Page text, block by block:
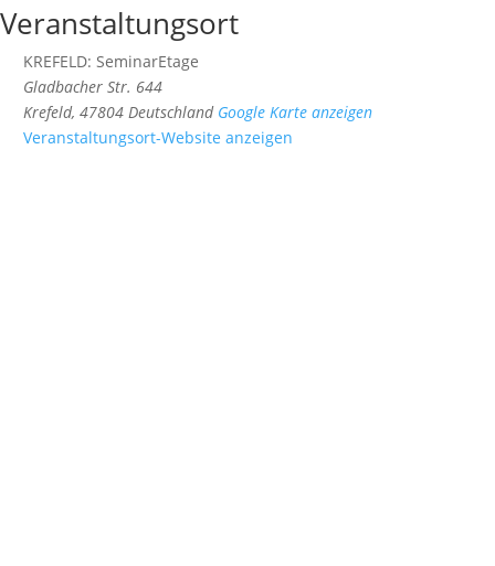
Veranstaltungsort
KREFELD: SeminarEtage
Gladbacher Str. 644
Krefeld, 47804 Deutschland Google Karte anzeigen
Veranstaltungsort-Website anzeigen